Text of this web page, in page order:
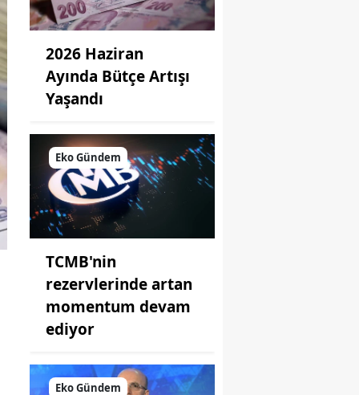
2026 Haziran
Ayında Bütçe Artışı
Yaşandı
Eko Gündem
TCMB'nin
rezervlerinde artan
momentum devam
ediyor
Eko Gündem